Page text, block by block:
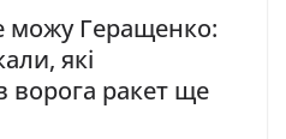
можу Геращенко:
які
ворога ракет ще